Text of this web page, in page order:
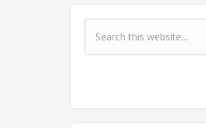
Форма поиска